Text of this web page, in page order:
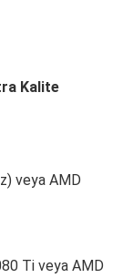
Kalite
veya AMD
Ti veya AMD